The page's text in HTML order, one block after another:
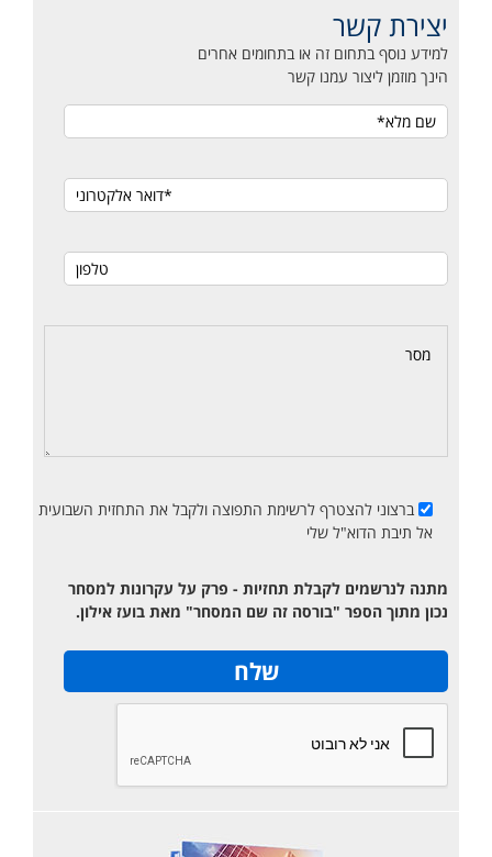
יצירת קשר
למידע נוסף בתחום זה או בתחומים אחרים
הינך מוזמן ליצור עמנו קשר
ברצוני להצטרף לרשימת התפוצה ולקבל את התחזית השבועית
אל תיבת הדוא"ל שלי
מתנה לנרשמים לקבלת תחזיות - פרק על עקרונות למסחר
נכון מתוך הספר "בורסה זה שם המסחר" מאת בועז אילון.